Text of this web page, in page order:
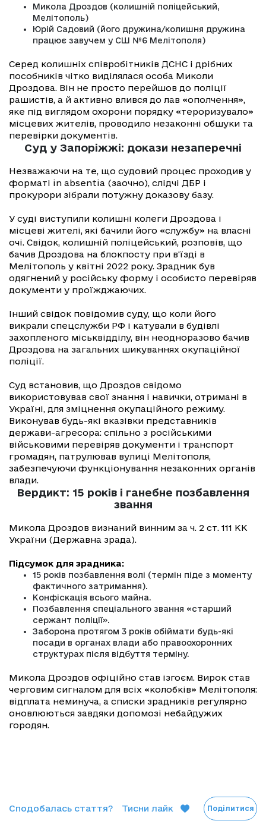
Микола Дроздов (колишній поліцейський,
Мелітополь)
Юрій Садовий (його дружина/колишня дружина
працює завучем у СШ №6 Мелітополя)
Серед колишніх співробітників ДСНС і дрібних
пособників чітко виділялася особа Миколи
Дроздова. Він не просто перейшов до поліції
рашистів, а й активно влився до лав «ополчення»,
яке під виглядом охорони порядку «тероризувало»
місцевих жителів, проводило незаконні обшуки та
перевірки документів.
Суд у Запоріжжі: докази незаперечні
Незважаючи на те, що судовий процес проходив у
форматі in absentia (заочно), слідчі ДБР і
прокурори зібрали потужну доказову базу.
У суді виступили колишні колеги Дроздова і
місцеві жителі, які бачили його «службу» на власні
очі. Свідок, колишній поліцейський, розповів, що
бачив Дроздова на блокпосту при в'їзді в
Мелітополь у квітні 2022 року. Зрадник був
одягнений у російську форму і особисто перевіряв
документи у проїжджаючих.
Інший свідок повідомив суду, що коли його
викрали спецслужби РФ і катували в будівлі
захопленого міськвідділу, він неодноразово бачив
Дроздова на загальних шикуваннях окупаційної
поліції.
Суд встановив, що Дроздов свідомо
використовував свої знання і навички, отримані в
Україні, для зміцнення окупаційного режиму.
Виконував будь-які вказівки представників
держави-агресора: спільно з російськими
військовими перевіряв документи і транспорт
громадян, патрулював вулиці Мелітополя,
забезпечуючи функціонування незаконних органів
влади.
Вердикт: 15 років і ганебне позбавлення
звання
Микола Дроздов визнаний винним за ч. 2 ст. 111 КК
України (Державна зрада).
Підсумок для зрадника:
15 років позбавлення волі (термін піде з моменту
фактичного затримання).
Конфіскація всього майна.
Позбавлення спеціального звання «старший
сержант поліції».
Заборона протягом 3 років обіймати будь-які
посади в органах влади або правоохоронних
структурах після відбуття терміну.
Микола Дроздов офіційно став ізгоєм. Вирок став
черговим сигналом для всіх «колобків» Мелітополя:
відплата неминуча, а списки зрадників регулярно
оновлюються завдяки допомозі небайдужих
городян.
Сподобалась стаття? Тисни лайк Поділитися